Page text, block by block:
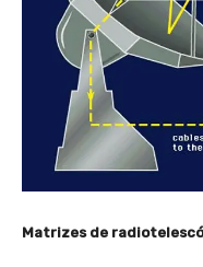
Matrizes de